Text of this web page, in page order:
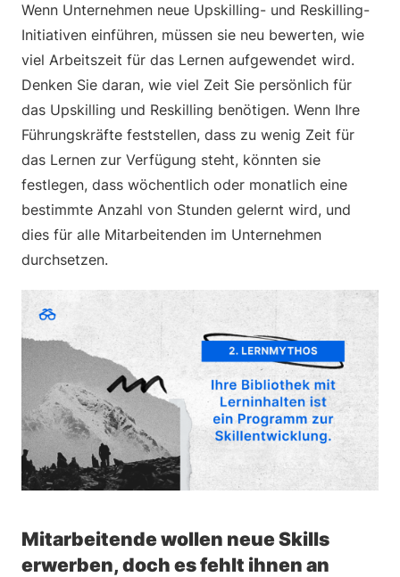
Wenn Unternehmen neue Upskilling- und Reskilling-
Initiativen einführen, müssen sie neu bewerten, wie
viel Arbeitszeit für das Lernen aufgewendet wird.
Denken Sie daran, wie viel Zeit Sie persönlich für
das Upskilling und Reskilling benötigen. Wenn Ihre
Führungskräfte feststellen, dass zu wenig Zeit für
das Lernen zur Verfügung steht, könnten sie
festlegen, dass wöchentlich oder monatlich eine
bestimmte Anzahl von Stunden gelernt wird, und
dies für alle Mitarbeitenden im Unternehmen
durchsetzen.
Mitarbeitende wollen neue Skills
erwerben, doch es fehlt ihnen an